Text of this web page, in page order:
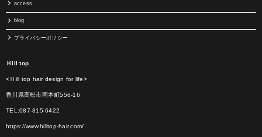
access
blog
プライバシーポリシー
Ｈill top
<Ｈill top hair design for life>
香川県高松市岡本町556-16
TEL:087-815-6422
https://www.hilltop-hair.com/